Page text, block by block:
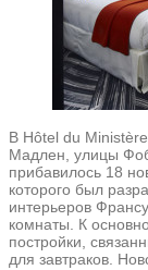
В Hôtel du
Мадлен, улицы
прибавилось 18
которого был
интерьеров
комнаты. К
постройки,
для завтраков.